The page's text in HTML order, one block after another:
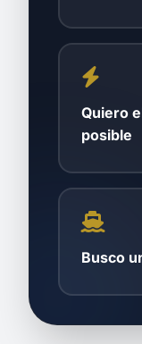
Quiero
posible
Busco